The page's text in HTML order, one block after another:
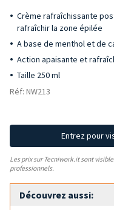
Crème rafraîchissante
rafraîchir la zone épilée
A base de menthol et de
Action apaisante et
Taille 250 ml
Réf: NW213
Entrez pour
Les prix sur Tecniwork.it sont
professionnels.
Découvrez aussi: